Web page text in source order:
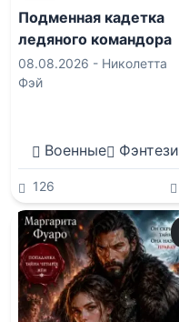
Подменная кадетка
ледяного командора
08.08.2026 - Николетта
Фэй
Военные Фэнтези
126